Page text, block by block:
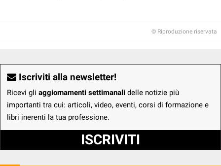
© Riproduzione riservata
Iscriviti alla newsletter!
Ricevi gli aggiornamenti settimanali delle notizie più
importanti tra cui: articoli, video, eventi, corsi di formazione e
libri inerenti la tua professione.
ISCRIVITI